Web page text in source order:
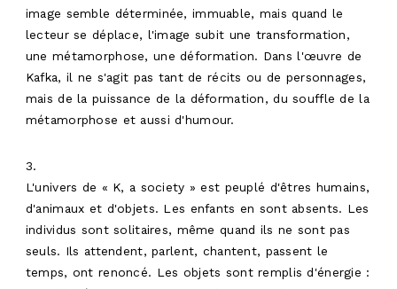
RESIDENCE
AGENDA
image semble déterminée, immuable, mais quand le
lecteur se déplace, l'image subit une transformation,
une métamorphose, une déformation. Dans l'œuvre de
Kafka, il ne s'agit pas tant de récits ou de personnages,
mais de la puissance de la déformation, du souffle de la
métamorphose et aussi d'humour.
3.
L'univers de « K, a society » est peuplé d'êtres humains,
d'animaux et d'objets. Les enfants en sont absents. Les
individus sont solitaires, même quand ils ne sont pas
seuls. Ils attendent, parlent, chantent, passent le
temps, ont renoncé. Les objets sont remplis d'énergie :